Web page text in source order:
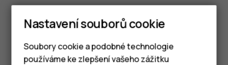
posuvníku upravte velikost.
Nastavení souborů cookie
Soubory cookie a podobné technologie
používáme ke zlepšení vašeho zážitku